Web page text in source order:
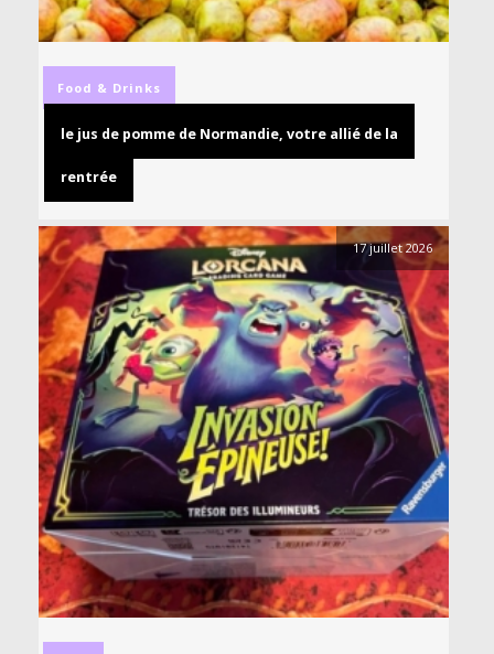
Food & Drinks
le jus de pomme de Normandie, votre allié de la
rentrée
17 juillet 2026